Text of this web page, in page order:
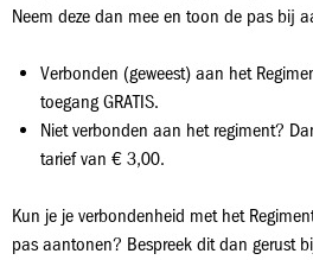
Neem deze dan mee en toon de pas bij
Verbonden (geweest) aan het
toegang GRATIS.
Niet verbonden aan het regiment?
tarief van € 3,00.
Kun je je verbondenheid met het
pas aantonen? Bespreek dit dan gerust